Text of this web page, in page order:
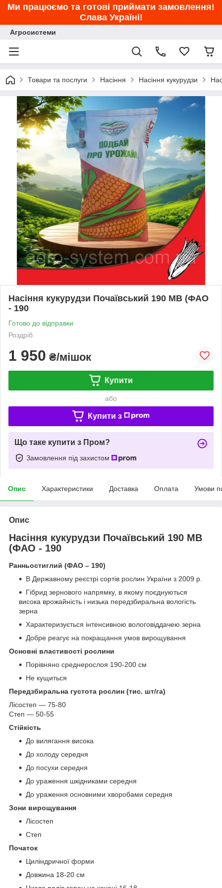
Ми працюємо та готові приймати замовлення!
Слава Україні!
Агросистеми
Товари та послуги Насіння Насіння кукурудзи
Насіння кукурудзи Почаївський 190 МВ (ФАО
- 190
Готово до відправки
Роздріб
1 950 ₴/мішок
Купити
або
Купити з
Що таке купити з Пром?
Замовлення під захистом
Опис Характеристики Доставка Оплата Умови
Опис
Насіння кукурудзи Почаївський 190 МВ
(ФАО - 190
Ранньостиглий (ФАО – 190)
В Державному реєстрі сортів рослин України з 2009 р.
Гібрид зернового напрямку, в якому поєднуються
висока врожайність і низька передзбиральна вологість
зерна
Характеризується інтенсивною вологовіддачею зерна
Добре реагує на покращання умов вирощування
Основні властивості рослини
Порівняно среднерослоя 190-200 см
Не кущиться
Передзбиральна густота рослин (тис. шт/га)
Лісостеп — 75-80
Степ — 50-55
Стійкість
До вилягання висока
До холоду середня
До посухи середня
До ураження шкідниками середня
До ураження основними хворобами середня
Зони вирощування
Лісостеп
Степ
Початок
Циліндричної форми
Довжина 18-20 см